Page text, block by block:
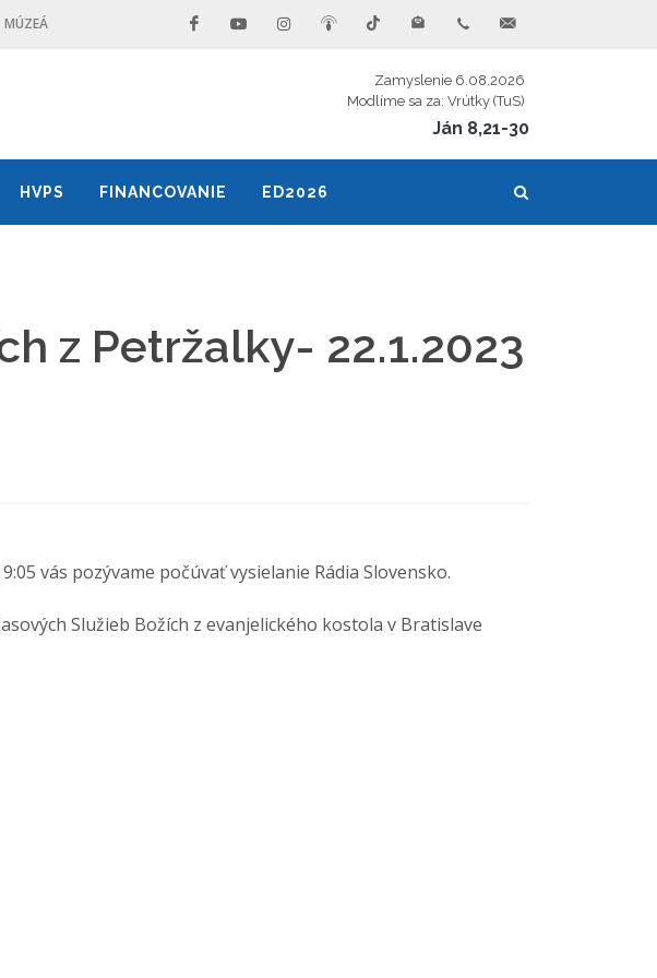
MÚZEÁ
Zamyslenie 6.08.2026
Modlíme sa za: Vrútky (TuS)
Ján 8,21-30
HVPS FINANCOVANIE ED2026
z Petržalky- 22.1.2023
vás pozývame počúvať vysielanie Rádia Slovensko.
Služieb Božích z evanjelického kostola v Bratislave